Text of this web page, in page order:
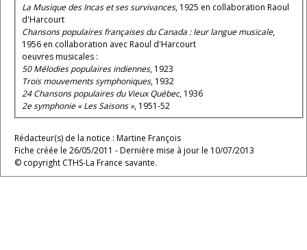
La Musique des Incas et ses survivances, 1925 en collaboration Raoul
d'Harcourt
Chansons populaires françaises du Canada : leur langue musicale,
1956 en collaboration avec Raoul d'Harcourt
oeuvres musicales :
50 Mélodies populaires indiennes, 1923
Trois mouvements symphoniques, 1932
24 Chansons populaires du Vieux Québec, 1936
2e symphonie « Les Saisons », 1951-52
Rédacteur(s) de la notice : Martine François
Fiche créée le 26/05/2011 - Dernière mise à jour le 10/07/2013
© copyright CTHS-La France savante.